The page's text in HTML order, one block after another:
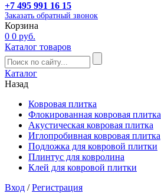
+7 495 991 16 15
Заказать обратный звонок
Корзина
0 0 руб.
Каталог товаров
Каталог
Назад
Ковровая плитка
Флокированная ковровая плитка
Акустическая ковровая плитка
Иглопробивная ковровая плитка
Подложка для ковровой плитки
Плинтус для ковролина
Клей для ковровой плитки
Вход /Регистрация